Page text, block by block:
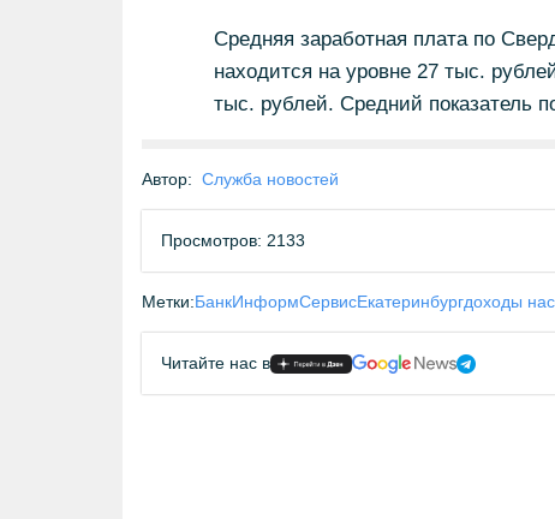
Средняя заработная плата по
находится на уровне 27 тыс.
тыс. рублей. Средний показатель
Автор: Служба новостей
Просмотров: 2133
Метки:БанкИнформСервисЕкатеринбургдоходы
Читайте нас в